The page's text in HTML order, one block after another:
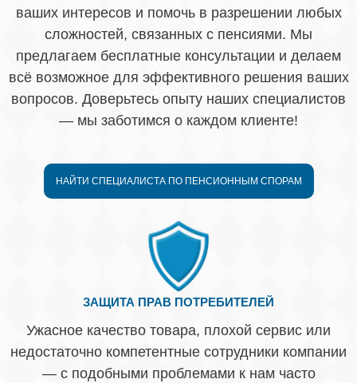
ваших интересов и помочь в разрешении любых
сложностей, связанных с пенсиями. Мы
предлагаем бесплатные консультации и делаем
всё возможное для эффективного решения ваших
вопросов. Доверьтесь опыту наших специалистов
— мы заботимся о каждом клиенте!
НАЙТИ СПЕЦИАЛИСТА ПО ПЕНСИОННЫМ СПОРАМ
ЗАЩИТА ПРАВ ПОТРЕБИТЕЛЕЙ
Ужасное качество товара, плохой сервис или
недостаточно компетентные сотрудники компании
— с подобными проблемами к нам часто